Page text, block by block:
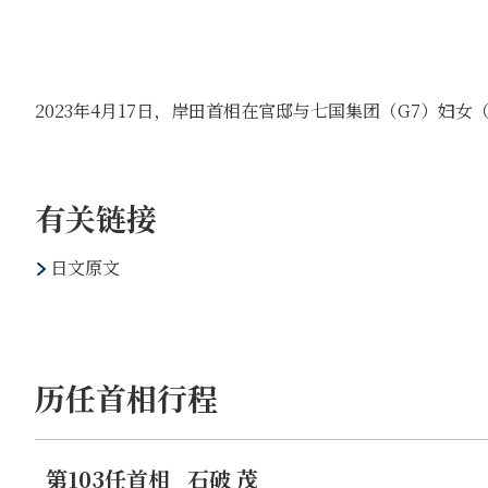
2023年4月17日，岸田首相在官邸与七国集团（G7）妇女
有关链接
日文原文
历任首相行程
第103任首相 石破 茂